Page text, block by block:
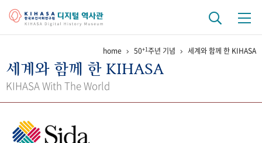
걸어온 길 기관 변천사 역대 기관장
정책과 연구 키워드로 보는 연구 역사
home 50+1주년 기념 세계와 함께 한 KIHASA
세계와 함께 한 KIHASA
KIHASA With The World